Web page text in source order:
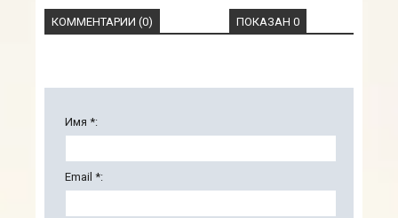
КОММЕНТАРИИ (0) ПОКАЗАН 0
Имя *:
Email *: